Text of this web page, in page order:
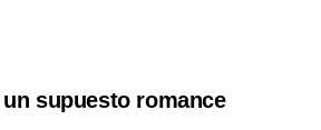
supuesto romance